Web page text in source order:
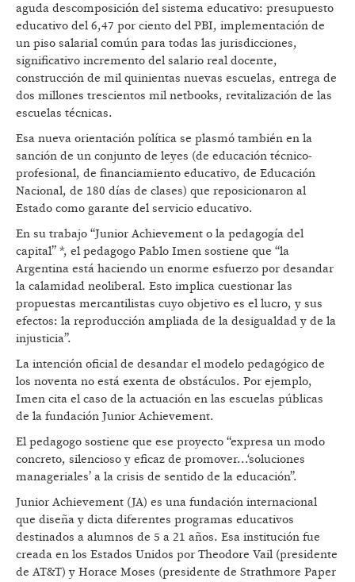
aguda descomposición del sistema educativo: presupuesto
educativo del 6,47 por ciento del PBI, implementación de
un piso salarial común para todas las jurisdicciones,
significativo incremento del salario real docente,
construcción de mil quinientas nuevas escuelas, entrega de
dos millones trescientos mil netbooks, revitalización de las
escuelas técnicas.
Esa nueva orientación política se plasmó también en la
sanción de un conjunto de leyes (de educación técnico-
profesional, de financiamiento educativo, de Educación
Nacional, de 180 días de clases) que reposicionaron al
Estado como garante del servicio educativo.
En su trabajo “Junior Achievement o la pedagogía del
capital” *, el pedagogo Pablo Imen sostiene que “la
Argentina está haciendo un enorme esfuerzo por desandar
la calamidad neoliberal. Esto implica cuestionar las
propuestas mercantilistas cuyo objetivo es el lucro, y sus
efectos: la reproducción ampliada de la desigualdad y de la
injusticia”.
La intención oficial de desandar el modelo pedagógico de
los noventa no está exenta de obstáculos. Por ejemplo,
Imen cita el caso de la actuación en las escuelas públicas
de la fundación Junior Achievement.
El pedagogo sostiene que ese proyecto “expresa un modo
concreto, silencioso y eficaz de promover...‘soluciones
manageriales’ a la crisis de sentido de la educación”.
Junior Achievement (JA) es una fundación internacional
que diseña y dicta diferentes programas educativos
destinados a alumnos de 5 a 21 años. Esa institución fue
creada en los Estados Unidos por Theodore Vail (presidente
de AT&T) y Horace Moses (presidente de Strathmore Paper